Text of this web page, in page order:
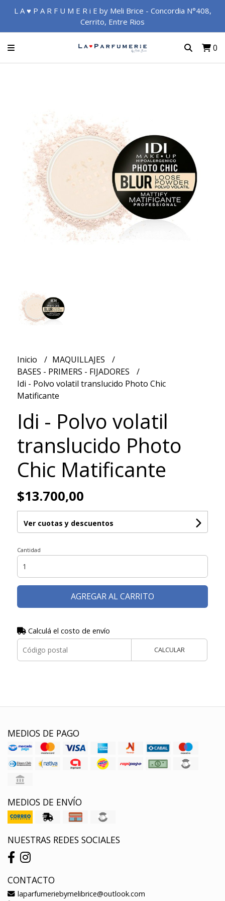
L A ♥ P A R F U M E R i E by Meli Brice - Concordia N°408,
Cerrito, Entre Rios
0
Inicio
MAQUILLAJES
BASES - PRIMERS - FIJADORES
Idi - Polvo volatil translucido Photo Chic
Matificante
Idi - Polvo volatil
translucido Photo
Chic Matificante
$13.700,00
Ver cuotas y descuentos
Cantidad
AGREGAR AL CARRITO
Calculá el costo de envío
CALCULAR
MEDIOS DE PAGO
MEDIOS DE ENVÍO
NUESTRAS REDES SOCIALES
CONTACTO
laparfumeriebymelibrice@outlook.com